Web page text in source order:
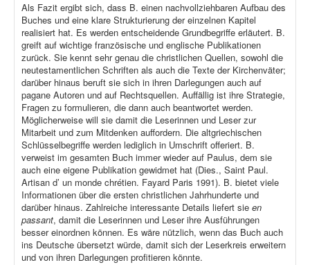
Als Fazit ergibt sich, dass B. einen nachvollziehbaren Aufbau des
Buches und eine klare Strukturierung der einzelnen Kapitel
realisiert hat. Es werden entscheidende Grundbegriffe erläutert. B.
greift auf wichtige französische und englische Publikationen
zurück. Sie kennt sehr genau die christlichen Quellen, sowohl die
neutestamentlichen Schriften als auch die Texte der Kirchenväter;
darüber hinaus beruft sie sich in ihren Darlegungen auch auf
pagane Autoren und auf Rechtsquellen. Auffällig ist ihre Strategie,
Fragen zu formulieren, die dann auch beantwortet werden.
Möglicherweise will sie damit die Leserinnen und Leser zur
Mitarbeit und zum Mitdenken auffordern. Die altgriechischen
Schlüsselbegriffe werden lediglich in Umschrift offeriert. B.
verweist im gesamten Buch immer wieder auf Paulus, dem sie
auch eine eigene Publikation gewidmet hat (Dies., Saint Paul.
Artisan d’ un monde chrétien. Fayard Paris 1991). B. bietet viele
Informationen über die ersten christlichen Jahrhunderte und
darüber hinaus. Zahlreiche interessante Details liefert sie en
passant, damit die Leserinnen und Leser ihre Ausführungen
besser einordnen können. Es wäre nützlich, wenn das Buch auch
ins Deutsche übersetzt würde, damit sich der Leserkreis erweitern
und von ihren Darlegungen profitieren könnte.